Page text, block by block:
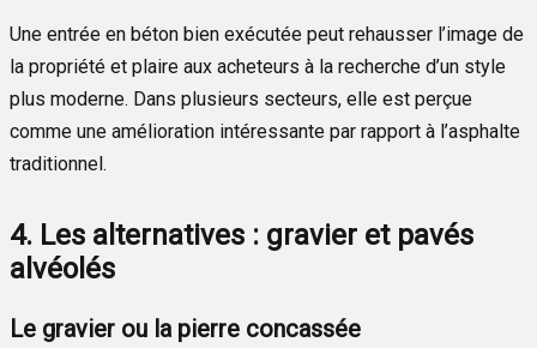
Une entrée en béton bien exécutée peut rehausser l’image de
la propriété et plaire aux acheteurs à la recherche d’un style
plus moderne. Dans plusieurs secteurs, elle est perçue
comme une amélioration intéressante par rapport à l’asphalte
traditionnel.
4. Les alternatives : gravier et pavés
alvéolés
Le gravier ou la pierre concassée